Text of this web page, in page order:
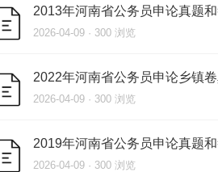
2013年河南省公务员申论真题
2026-04-09 · 300 浏览
2022年河南省公务员申论乡镇
2026-04-09 · 300 浏览
2019年河南省公务员申论真题
2026-04-09 · 300 浏览